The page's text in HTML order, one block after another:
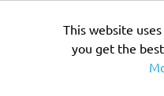
This website
you get the